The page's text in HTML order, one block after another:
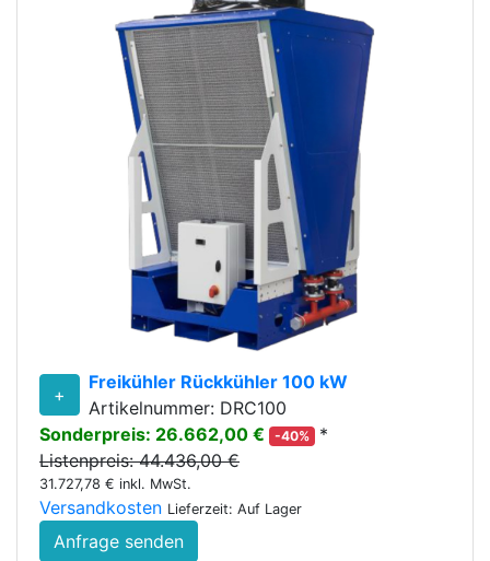
+
Freikühler Rückkühler 100 kW
Artikelnummer: DRC100
Sonderpreis: 26.662,00 €
-40%
*
Listenpreis: 44.436,00 €
31.727,78 € inkl. MwSt.
Versandkosten Lieferzeit: Auf Lager
Anfrage senden